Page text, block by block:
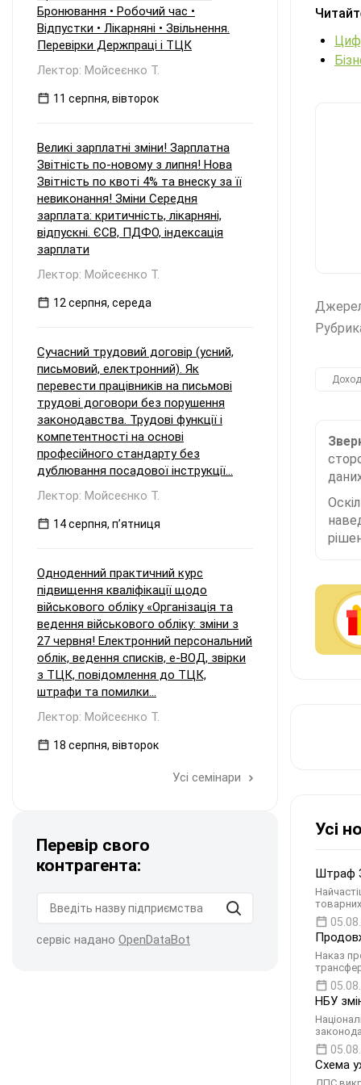
Усі
Штраф
Наказ
НБУ
Схема
Бронювання • Робочий час •
Відпустки • Лікарняні • Звільнення.
Перевірки Держпраці і ТЦК
Лектор: Мойсеєнко Т.
11 серпня, вівторок
Великі зарплатні зміни! Зарплатна
Звітність по-новому з липня! Нова
Звітність по квоті 4% та внеску за її
невиконання! Зміни Середня
зарплата: критичність, лікарняні,
відпускні. ЄСВ, ПДФО, індексація
зарплати
Лектор: Мойсеєнко Т.
12 серпня, середа
Сучасний трудовий договір (усний,
письмовий, електронний). Як
перевести працівників на письмові
трудові договори без порушення
законодавства. Трудові функції і
компетентності на основі
професійного стандарту без
дублювання посадової інструкції...
Лектор: Мойсеєнко Т.
14 серпня, пʼятниця
Одноденний практичний курс
підвищення кваліфікації щодо
військового обліку «Організація та
ведення військового обліку: зміни з
27 червня! Електронний персональний
облік, ведення списків, е-ВОД, звірки
з ТЦК, повідомлення до ТЦК,
штрафи та помилки...
Лектор: Мойсеєнко Т.
18 серпня, вівторок
Усі семінари
Перевір свого
контрагента:
сервіс надано OpenDataBot